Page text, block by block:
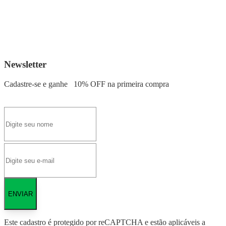
Newsletter
Cadastre-se e ganhe 10% OFF na primeira compra
ENVIAR
Este cadastro é protegido por reCAPTCHA e estão aplicáveis a